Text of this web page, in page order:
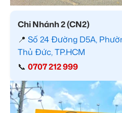
Chi Nhánh 2 (CN2)
📍 Số 24 Đường D5A,
Thủ Đức, TP.HCM
📞 0707 212 999